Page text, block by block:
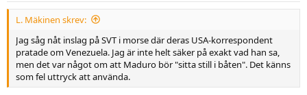
L. Mäkinen skrev:
Jag såg nåt inslag på SVT i morse där deras USA-korrespondent
pratade om Venezuela. Jag är inte helt säker på exakt vad han sa,
men det var något om att Maduro bör "sitta still i båten". Det känns
som fel uttryck att använda.